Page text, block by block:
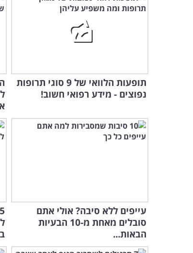
תופעות הלוואי של 9 סוגי תרופות
נפוצים - מידע רפואי חשוב!
עייפים ללא סיבה? אולי אתם
סובלים מאחת מ-10 הבעיות
הבאות...